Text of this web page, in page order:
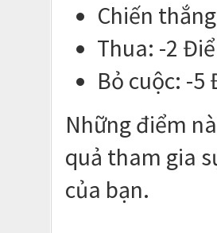
Chiến
Thua: -2
Bỏ cuộc: -5
Những điểm
quả tham gia
của bạn.